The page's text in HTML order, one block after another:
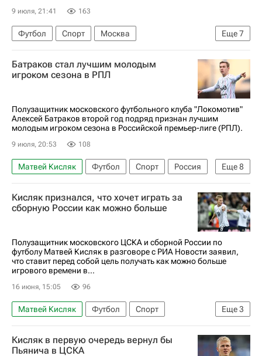
9 июля, 21:41 163
Еще7
Футбол Спорт
Москва
Дмитрий Воробьев
Джон Кордоба
Жедсон Фернандеш
ПФК ЦСКА
РПЛ 2026-2027 (Чемпионат России по футболу)
Батраков стал лучшим молодым
игроком сезона в РПЛ
Полузащитник московского футбольного клуба "Локомотив"
Алексей Батраков второй год подряд признан лучшим
молодым игроком сезона в Российской премьер-лиге (РПЛ).
9 июля, 20:53 108
Еще8
Матвей Кисляк Футбол Спорт
Россия
Москва
Акрон
Алексей Батраков
Аббосбек Файзуллаев
ПФК ЦСКА
РПЛ 2026-2027 (Чемпионат России по футболу)
Кисляк признался, что хочет играть за
сборную России как можно больше
Полузащитник московского ЦСКА и сборной России по
футболу Матвей Кисляк в разговоре с РИА Новости заявил,
что ставит перед собой цель получать как можно больше
игрового времени в...
16 июня, 15:05 96
Еще3
Матвей Кисляк Футбол
Спорт
ПФК ЦСКА
Буркина-Фасо Россия
Кисляк в первую очередь вернул бы
Пьянича в ЦСКА